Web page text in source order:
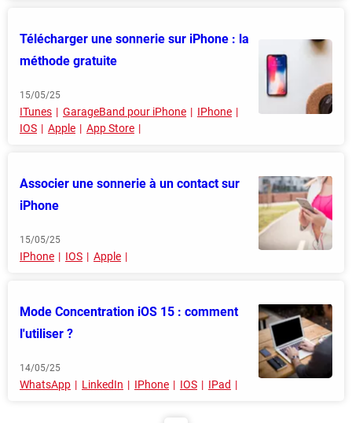
Télécharger une sonnerie sur iPhone : la
méthode gratuite
15/05/25
ITunes GarageBand pour iPhone
IPhone
IOS
Apple App Store
Associer une sonnerie à un contact sur
iPhone
15/05/25
IPhone IOS Apple
Mode Concentration iOS 15 : comment
l'utiliser ?
14/05/25
WhatsApp LinkedIn IPhone IOS IPad